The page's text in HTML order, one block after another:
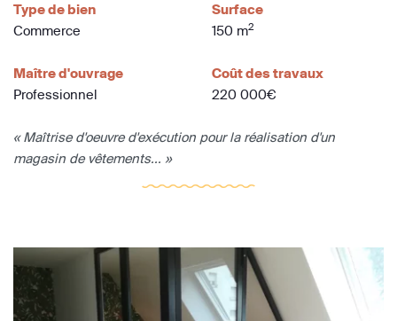
Type de bien
Commerce
Surface
150 m2
Maître d'ouvrage
Professionnel
Coût des travaux
220 000€
« Maîtrise d'oeuvre d'exécution pour la réalisation d'un
magasin de vêtements... »